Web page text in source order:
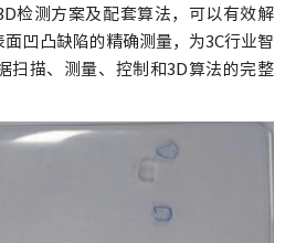
检测方案及配套算法，可以有效解
凹凸缺陷的精确测量，为3C行业智
扫描、测量、控制和3D算法的完整